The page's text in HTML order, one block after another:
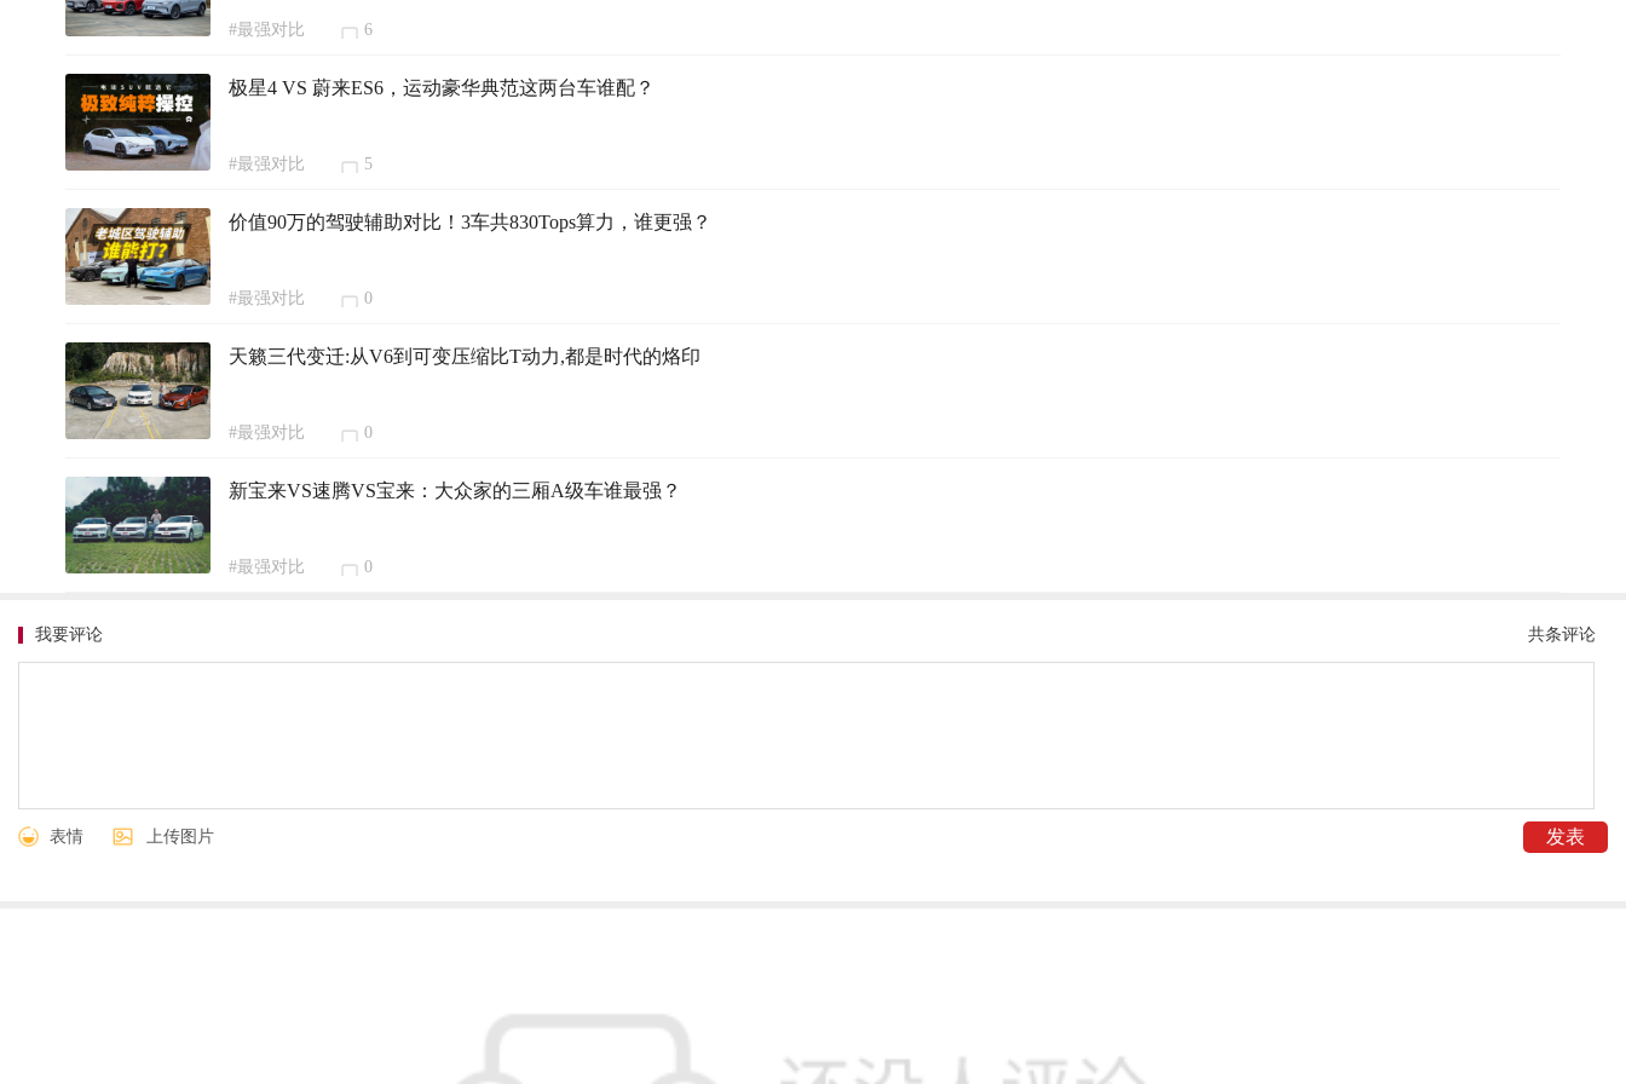
#最强对比 6
极星4 VS 蔚来ES6，运动豪华典范这两台车谁配？
#最强对比 5
价值90万的驾驶辅助对比！3车共830Tops算力，谁更强？
#最强对比 0
天籁三代变迁:从V6到可变压缩比T动力,都是时代的烙印
#最强对比 0
新宝来VS速腾VS宝来：大众家的三厢A级车谁最强？
#最强对比 0
共条评论
我要评论
表情 上传图片